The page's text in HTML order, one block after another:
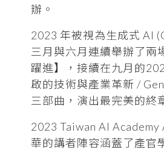
辦。
2023 年被視為生成式 AI
三月與六月連續舉辦了兩
躍進】，接續在九月的
啟的技術與產業革新 /
三部曲，演出最完美的終
2023 Taiwan AI
華的講者陣容涵蓋了產官